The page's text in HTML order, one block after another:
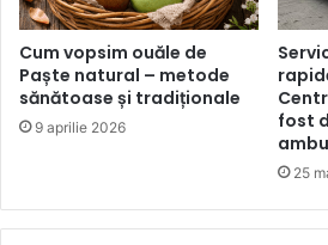
Cum vopsim ouăle de
Paște natural – metode
sănătoase și tradiționale
9 aprilie 2026
fost
25